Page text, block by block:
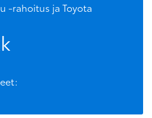
-rahoitus ja Toyota